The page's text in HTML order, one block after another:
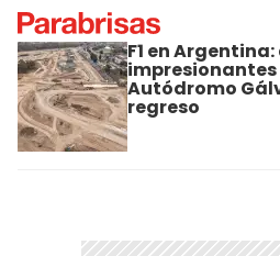
F1 en
impresionantes
Autódromo
regreso